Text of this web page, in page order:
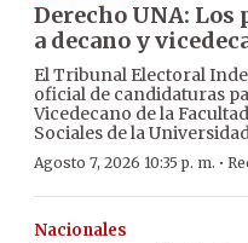
Derecho UNA: Los
a decano y
El Tribunal Electoral
oficial de candidaturas
Vicedecano de la
Sociales de la
Agosto 7, 2026 10:35 p. m. ·
Nacionales